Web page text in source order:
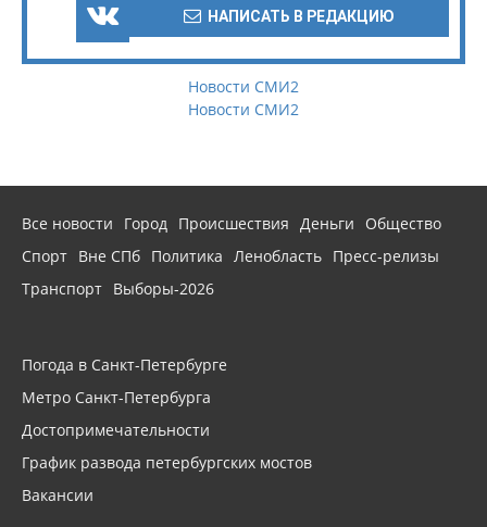
НАПИСАТЬ В РЕДАКЦИЮ
Новости СМИ2
Новости СМИ2
Все новости Город Происшествия Деньги
Общество
Спорт Вне СПб Политика Ленобласть Пресс-релизы
Транспорт Выборы-2026
Погода в Санкт-Петербурге
Метро Санкт-Петербурга
Достопримечательности
График развода петербургских мостов
Вакансии